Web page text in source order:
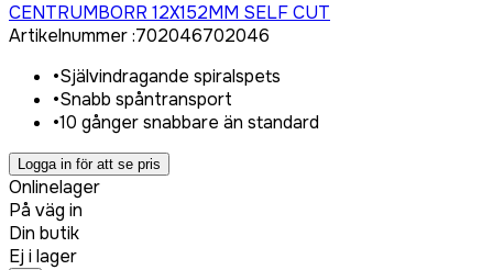
CENTRUMBORR 12X152MM SELF CUT
Artikelnummer:702046702046
•Självindragande spiralspets
•Snabb spåntransport
•10 gånger snabbare än standard
Logga in för att se pris
Onlinelager
På väg in
Din butik
Ej i lager